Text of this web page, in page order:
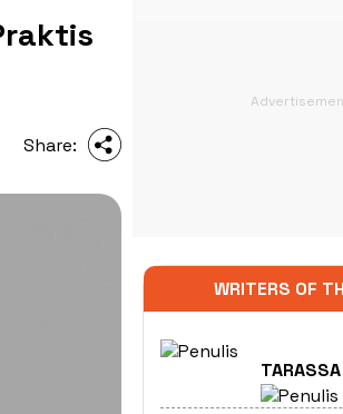
Share:
WRITERS OF